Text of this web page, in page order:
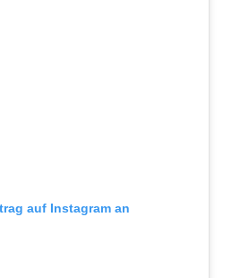
auf Instagram an